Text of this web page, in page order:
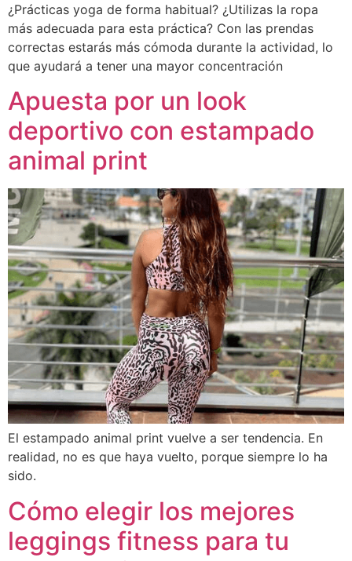
¿Prácticas yoga de forma habitual? ¿Utilizas la ropa
más adecuada para esta práctica? Con las prendas
correctas estarás más cómoda durante la actividad, lo
que ayudará a tener una mayor concentración
Apuesta por un look
deportivo con estampado
animal print
El estampado animal print vuelve a ser tendencia. En
realidad, no es que haya vuelto, porque siempre lo ha
sido.
Cómo elegir los mejores
leggings fitness para tu